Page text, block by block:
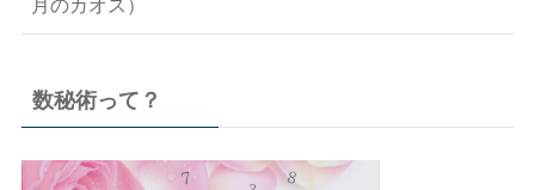
月のカオス）
数秘術って？